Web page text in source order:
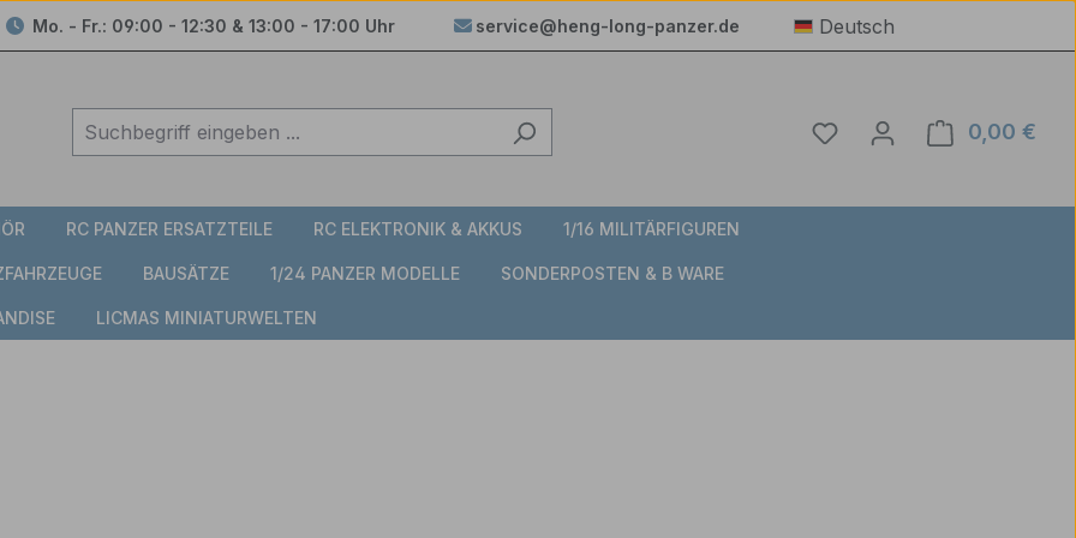
Mo. - Fr.: 09:00 - 12:30 & 13:00 - 17:00 Uhr service@heng-long-panzer.de Deutsch
Du hast 0 Produkte auf
0,00 €
RC PANZER ERSATZTEILE RC ELEKTRONIK & AKKUS 1/16 MILITÄRFIGUREN
BAUSÄTZE 1/24 PANZER MODELLE SONDERPOSTEN & B WARE
LICMAS MINIATURWELTEN